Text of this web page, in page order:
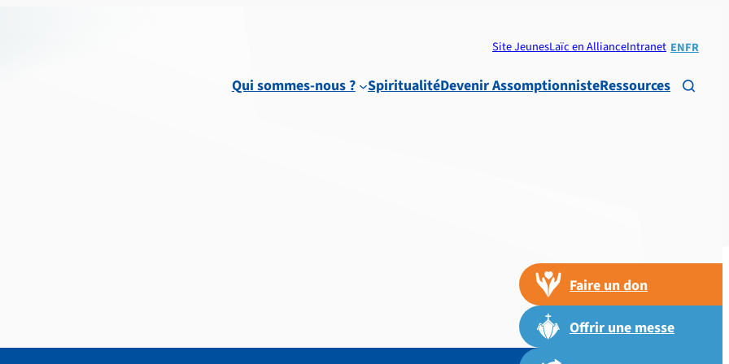
Site JeunesLaïc en AllianceIntranet ENFR
Qui sommes-nous ? SpiritualitéDevenir AssomptionnisteRessources 
Faire un don
Offrir une messe